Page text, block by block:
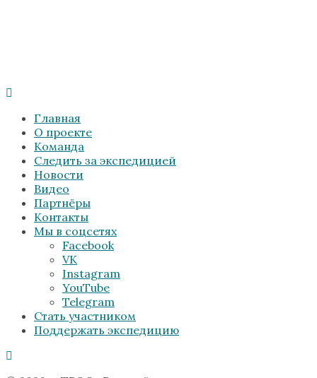
Главная
О проекте
Команда
Следить за экспедицией
Новости
Видео
Партнёры
Контакты
Мы в соцсетях
Facebook
VK
Instagram
YouTube
Telegram
Стать участником
Поддержать экспедицию